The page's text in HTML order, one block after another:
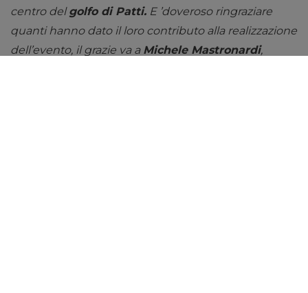
centro delgolfo di Patti. E ’doveroso ringraziare
quanti hanno dato il loro contributo alla realizzazione
dell’evento, il grazie va a Michele Mastronardi,